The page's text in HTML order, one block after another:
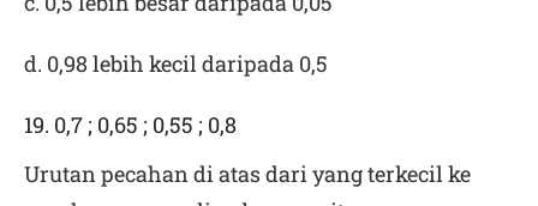
d. 0,98 lebih kecil daripada 0,5
19. 0,7 ; 0,65 ; 0,55 ; 0,8
Urutan pecahan di atas dari yang terkecil ke